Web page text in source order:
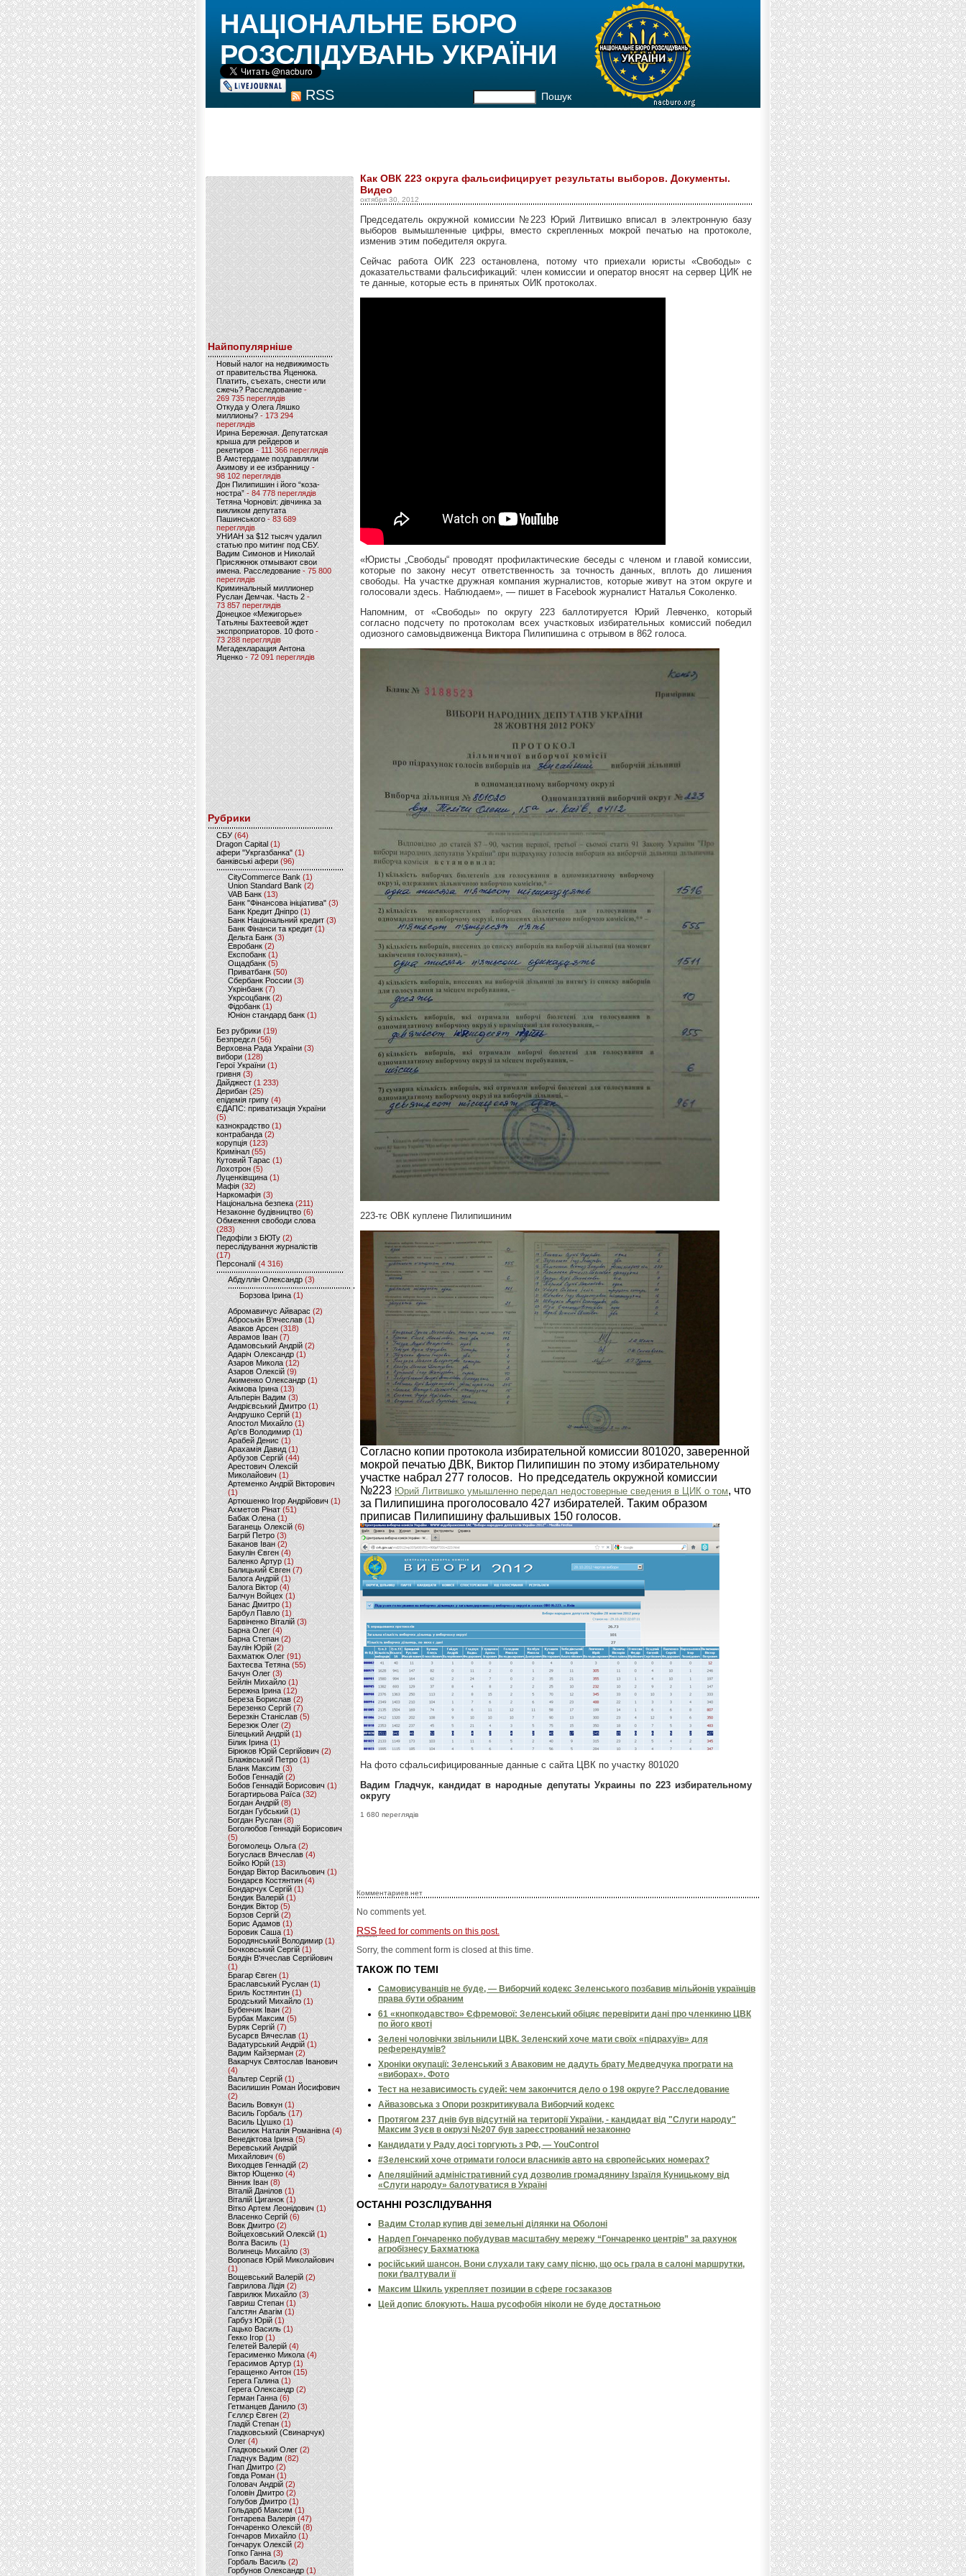
RSS Пошук
НАЦІОНАЛЬНЕ БЮРО
РОЗСЛІДУВАНЬ УКРАЇНИ
Найпопулярніше
Новый налог на недвижимость
от правительства Яценюка.
Платить, съехать, снести или
сжечь? Расследование-
269 735 переглядів
Откуда у Олега Ляшко
миллионы? - 173 294
переглядів
Ирина Бережная. Депутатская
крыша для рейдеров и
рекетиров - 111 366 переглядів
В Амстердаме поздравляли
Акимову и ее избранницу -
98 102 переглядів
Дон Пилипишин і його “коза-
ностра” - 84 778 переглядів
Тетяна Чорновіл: дівчинка за
викликом депутата
Пашинського- 83 689
переглядів
УНИАН за $12 тысяч удалил
статью про митинг под СБУ.
Вадим Симонов и Николай
Присяжнюк отмывают свои
имена. Расследование - 75 800
переглядів
Криминальный миллионер
Руслан Демчак. Часть 2-
73 857 переглядів
Донецкое «Межигорье»
Татьяны Бахтеевой ждет
экспроприаторов. 10 фото -
73 288 переглядів
Мегадекларация Антона
Яценко - 72 091 переглядів
Рубрики
CБУ (64)
Dragon Capital (1)
афери "Укргазбанка" (1)
банківські афери (96)
CityCommerce Bank (1)
Union Standard Bank (2)
VAB Банк (13)
Банк "Фінансова ініціатива" (3)
Банк Кредит Дніпро (1)
Банк Національний кредит (3)
Банк Фінанси та кредит (1)
Дельта Банк (3)
Евробанк(2)
Експобанк (1)
Ощадбанк(5)
Приватбанк (50)
Сбербанк России (3)
Укрінбанк(7)
Укрсоцбанк (2)
Фідобанк (1)
Юніон стандард банк(1)
Без рубрики (19)
Безпредєл(56)
Верховна Рада України (3)
вибори(128)
Герої України(1)
гривня (3)
Дайджест (1 233)
Дерибан (25)
епідемія грипу (4)
ЄДАПС: приватизація України
(5)
казнокрадство (1)
контрабанда (2)
корупція (123)
Кримінал (55)
Кутовий Тарас (1)
Лохотрон(5)
Луценківщина (1)
Мафія (32)
Наркомафія (3)
Національна безпека (211)
Незаконне будівництво(6)
Обмеження свободи слова
(283)
Педофіли з БЮТу (2)
переслідування журналістів
(17)
Персоналії (4 316)
Абдуллін Олександр (3)
Борзова Ірина(1)
Абромавичус Айварас (2)
Аброськін В’ячеслав(1)
Аваков Арсен (318)
Аврамов Іван (7)
Адамовський Андрій(2)
Адаріч Олександр (1)
Азаров Микола (12)
Азаров Олексій (9)
Акименко Олександр(1)
Акімова Ірина(13)
Альперін Вадим (3)
Андрієвський Дмитро(1)
Андрушко Сергій(1)
Апостол Михайло(1)
Ар'єв Володимир (1)
Арабей Денис(1)
Арахамія Давид (1)
Арбузов Сергій (44)
Арестович Олексій
Миколайович(1)
Артеменко Андрій Вікторович
(1)
Артюшенко Ігор Андрійович(1)
Ахметов Рінат(51)
Бабак Олена(1)
Баганець Олексій(6)
Багрій Петро (3)
Баканов Іван(2)
Бакулін Євген (4)
Баленко Артур(1)
Балицький Євген(7)
Балога Андрій (1)
Балога Віктор (4)
Балчун Войцех (1)
Банас Дмитро (1)
Барбул Павло(1)
Барвіненко Віталій(3)
Барна Олег (4)
Барна Степан (2)
Баулін Юрій (2)
Бахматюк Олег (91)
Бахтеєва Тетяна(55)
Бачун Олег (3)
Бейлін Михайло (1)
Бережна Ірина(12)
Береза Борислав(2)
Березенко Сергій (7)
Березкін Станіслав (5)
Березюк Олег(2)
Білецький Андрій (1)
Білик Ірина (1)
Бірюков Юрій Сергійович (2)
Блажівський Петро (1)
Бланк Максим(3)
Бобов Геннадій (2)
Бобов Геннадій Борисович (1)
Богартирьова Раїса (32)
Богдан Андрій(8)
Богдан Губський (1)
Богдан Руслан(8)
Боголюбов Геннадій Борисович
(5)
Богомолець Ольга (2)
Богуслаєв Вячеслав (4)
Бойко Юрій (13)
Бондар Віктор Васильович (1)
Бондарєв Костянтин (4)
Бондарчук Сергій(1)
Бондик Валерій (1)
Бондик Віктор(5)
Борзов Сергiй (2)
Борис Адамов(1)
Боровик Саша (1)
Бородянський Володимир (1)
Бочковський Сергій (1)
Боядін В'ячеслав Сергійович
(1)
Брагар Євген (1)
Браславський Руслан (1)
Бриль Костянтин (1)
Бродський Михайло (1)
Бубенчик Іван(2)
Бурбак Максим (5)
Буряк Сергій (7)
Бусарєв Вячеслав (1)
Вадатурський Андрій (1)
Вадим Кайзерман (2)
Вакарчук Святослав Іванович
(4)
Вальтер Сергій (1)
Василишин Роман Йосифович
(2)
Василь Вовкун (1)
Василь Горбаль (17)
Василь Цушко (1)
Василюк Наталія Романівна (4)
Венедіктова Ірина(5)
Веревський Андрій
Михайлович (6)
Виходцев Геннадій (2)
Віктор Ющенко (4)
Вінник Іван (8)
Віталій Данілов (1)
Віталій Циганок (1)
Вітко Артем Леонідович(1)
Власенко Сергій (6)
Вовк Дмитро(2)
Войцеховський Олексій(1)
Волга Василь (1)
Волинець Михайло (3)
Воропаєв Юрій Миколайович
(1)
Вощевський Валерій(2)
Гаврилова Лідія (2)
Гаврилюк Михайло (3)
Гавриш Степан (1)
Галстян Авагім (1)
Гарбуз Юрій (1)
Гацько Василь (1)
Гекко Ігор(1)
Гелетей Валерій (4)
Герасименко Микола (4)
Герасимов Артур (1)
Геращенко Антон(15)
Герега Галина (1)
Герега Олександр (2)
Герман Ганна (6)
Гетманцев Данило (3)
Гєллєр Євген (2)
Гладій Степан(1)
Гладковський (Свинарчук)
Олег (4)
Гладковський Олег (2)
Гладчук Вадим (82)
Гнап Дмитро (2)
Говда Роман(1)
Головач Андрій (2)
Головін Дмитро (2)
Голубов Дмитро (1)
Гольдарб Максим(1)
Гонтарева Валерія (47)
Гончаренко Олексій(8)
Гончаров Михайло (1)
Гончарук Олексій (2)
Гопко Ганна (3)
Горбаль Василь (2)
Горбунов Олександр (1)
Как ОВК 223 округа фальсифицирует результаты выборов. Документы.
Видео
октября 30, 2012
Председатель окружной комиссии №223 Юрий Литвишко вписал в электронную базу
выборов вымышленные цифры, вместо скрепленных мокрой печатью на протоколе,
изменив этим победителя округа.
Сейчас работа ОИК 223 остановлена​​, потому что приехали юристы «Свободы» с
доказательствами фальсификаций: член комиссии и оператор вносят на сервер ЦИК не
те данные, которые есть в принятых ОИК протоколах.
«Юристы „Свободы“ проводят профилактические беседы с членом и главой комиссии,
которые по закону несут ответственность за точность данных, вплоть до лишения
свободы. На участке дружная компания журналистов, которые живут на этом округе и
голосовали здесь. Наблюдаем», — пишет в Facebook журналист Наталья Соколенко.
Напомним, от «Свободы» по округу 223 баллотируется Юрий Левченко, который
согласно подсчету по протоколам всех участковых избирательных комиссий победил
одиозного самовыдвиженца Виктора Пилипишина с отрывом в 862 голоса.
223-тє ОВК куплене Пилипишиним
Согласно копии протокола избирательной комиссии 801020, заверенной
мокрой печатью ДВК, Виктор Пилипишин по этому избирательному
участке набрал 277 голосов. Но председатель окружной комиссии
№223 Юрий Литвишко умышленно передал недостоверные сведения в ЦИК о том, что
за Пилипишина проголосовало 427 избирателей. Таким образом
приписав Пилипишину фальшивых 150 голосов.
На фото сфальсифицированные данные с сайта ЦВК по участку 801020
Вадим Гладчук, кандидат в народные депутаты Украины по 223 избирательному
округу
1 680 переглядів
Комментариев нет
No comments yet.
RSS feed for comments on this post.
Sorry, the comment form is closed at this time.
ТАКОЖ ПО ТЕМІ
Самовисуванців не буде, — Виборчий кодекс Зеленського позбавив мільйонів українців
права бути обраним
61 «кнопкодавство» Єфремової: Зеленський обіцяє перевірити дані про членкиню ЦВК
по його квоті
Зелені чоловічки звільнили ЦВК. Зеленский хоче мати своїх «підрахуїв» для
референдумів?
Хроніки окупації: Зеленський з Аваковим не дадуть брату Медведчука програти на
«виборах». Фото
Тест на независимость судей: чем закончится дело о 198 округе? Расследование
Айвазовська з Опори розкритикувала Виборчий кодекс
Протягом 237 днів був відсутній на території України, - кандидат від "Слуги народу"
Максим Зуєв в окрузі №207 був зареєстрований незаконно
Кандидати у Раду досі торгують з РФ, — YouControl
#Зеленский хоче отримати голоси власників авто на європейських номерах?
Апеляційний адміністративний суд дозволив громадянину Ізраїля Куницькому від
«Слуги народу» балотуватися в Україні
ОСТАННІ РОЗСЛІДУВАННЯ
Вадим Столар купив дві земельні ділянки на Оболоні
Нардеп Гончаренко побудував масштабну мережу “Гончаренко центрів” за рахунок
агробізнесу Бахматюка
російський шансон. Вони слухали таку саму пісню, що ось грала в салоні маршрутки,
поки ґвалтували її
Максим Шкиль укрепляет позиции в сфере госзаказов
Цей допис блокують. Наша русофобія ніколи не буде достатньою